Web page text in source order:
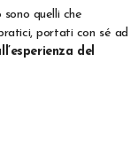
quelli che
portati con sé ad
del